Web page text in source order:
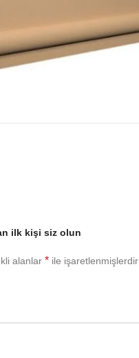
ilk kişi siz olun
alanlar * ile işaretlenmişlerdir